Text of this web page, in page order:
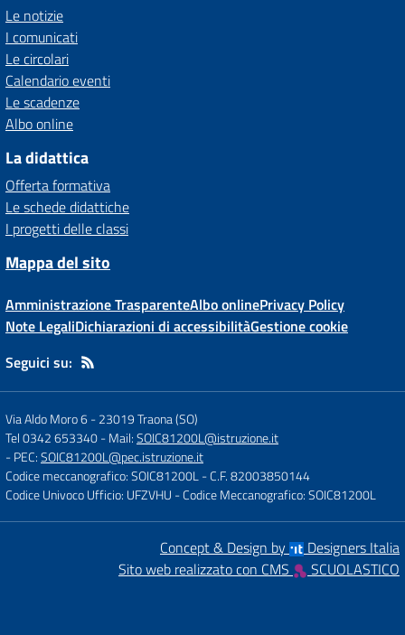
Le notizie
I comunicati
Le circolari
Calendario eventi
Le scadenze
Albo online
La didattica
Offerta formativa
Le schede didattiche
I progetti delle classi
Mappa del sito
Amministrazione TrasparenteAlbo onlinePrivacy Policy
Note LegaliDichiarazioni di accessibilitàGestione cookie
Seguici su:
Via Aldo Moro 6-23019 Traona (SO)
Tel 0342 653340- Mail:SOIC81200L@istruzione.it
- PEC:SOIC81200L@pec.istruzione.it
Codice meccanografico: SOIC81200L- C.F. 82003850144
Codice Univoco Ufficio: UFZVHU - Codice Meccanografico: SOIC81200L
Concept & Design by
Designers Italia
Sito web realizzato con CMS
SCUOLASTICO